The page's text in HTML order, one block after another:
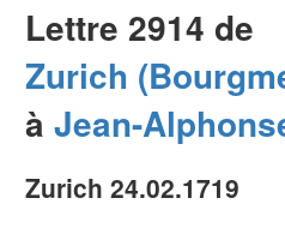
Lettre 2914 de
Zurich
à Jean-
Zurich 24.02.1719